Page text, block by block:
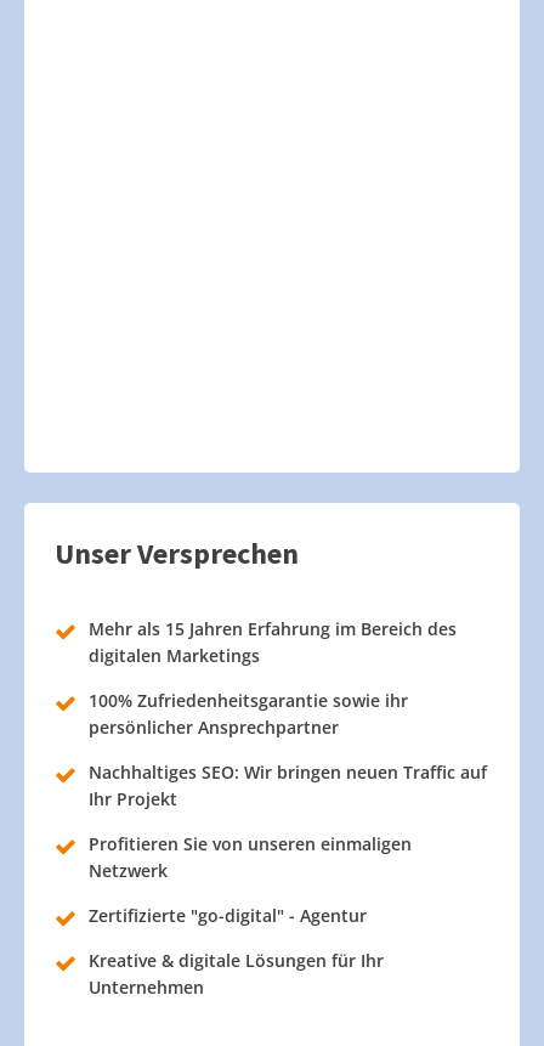
Unser Versprechen
Mehr als 15 Jahren Erfahrung im Bereich des
digitalen Marketings
100% Zufriedenheitsgarantie sowie ihr
persönlicher Ansprechpartner
Nachhaltiges SEO: Wir bringen neuen Traffic auf
Ihr Projekt
Profitieren Sie von unseren einmaligen
Netzwerk
Zertifizierte "go-digital" - Agentur
Kreative & digitale Lösungen für Ihr
Unternehmen